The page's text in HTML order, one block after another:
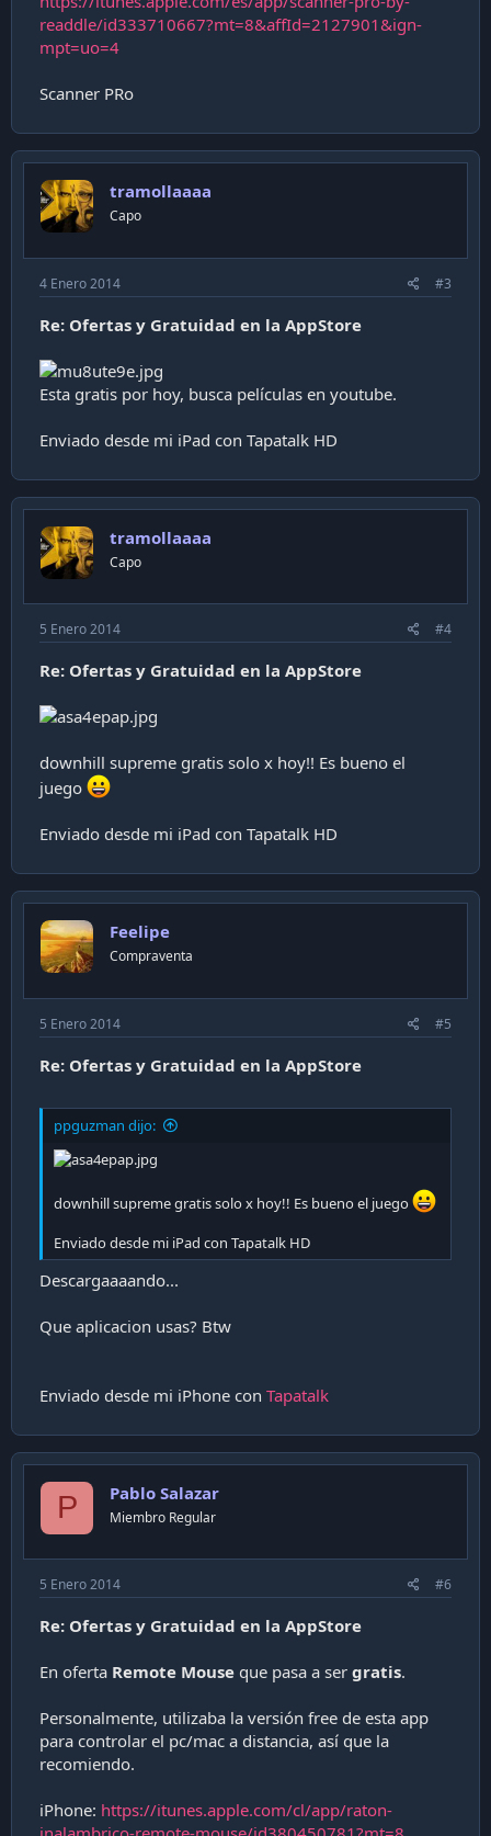
readdle/id333710667?mt=8&affId=2127901&ign-
mpt=uo=4
Scanner PRo
tramollaaaa
Capo
4 Enero 2014 #3
Re: Ofertas y Gratuidad en la AppStore
Esta gratis por hoy, busca películas en youtube.
Enviado desde mi iPad con Tapatalk HD
tramollaaaa
Capo
5 Enero 2014 #4
Re: Ofertas y Gratuidad en la AppStore
downhill supreme gratis solo x hoy!! Es bueno el
juego
Enviado desde mi iPad con Tapatalk HD
Feelipe
Compraventa
5 Enero 2014 #5
Re: Ofertas y Gratuidad en la AppStore
ppguzman dijo:
downhill supreme gratis solo x hoy!! Es bueno el juego
Enviado desde mi iPad con Tapatalk HD
Descargaaaando...
Que aplicacion usas? Btw
Enviado desde mi iPhone con Tapatalk
P Pablo Salazar
Miembro Regular
5 Enero 2014 #6
Re: Ofertas y Gratuidad en la AppStore
En oferta Remote Mouse que pasa a ser gratis.
Personalmente, utilizaba la versión free de esta app
para controlar el pc/mac a distancia, así que la
recomiendo.
iPhone: https://itunes.apple.com/cl/app/raton-